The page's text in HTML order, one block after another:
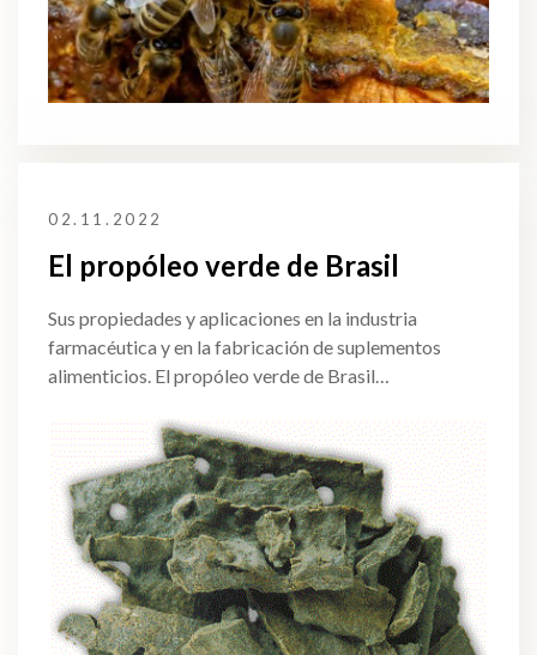
02.11.2022
El propóleo verde de Brasil
Sus propiedades y aplicaciones en la industria
farmacéutica y en la fabricación de suplementos
alimenticios. El propóleo verde de Brasil…